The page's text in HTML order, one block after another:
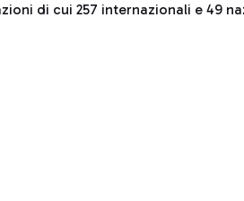
di cui 257 internazionali e 49